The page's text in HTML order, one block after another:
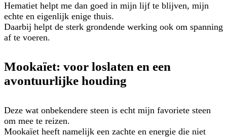
Hematiet helpt me dan goed in mijn lijf te blijven, mijn
echte en eigenlijk enige thuis.
Daarbij helpt de sterk grondende werking ook om spanning
af te voeren.
Mookaïet: voor loslaten en een
avontuurlijke houding
Deze wat onbekendere steen is echt mijn favoriete steen
om mee te reizen.
Mookaïet heeft namelijk een zachte en energie die niet